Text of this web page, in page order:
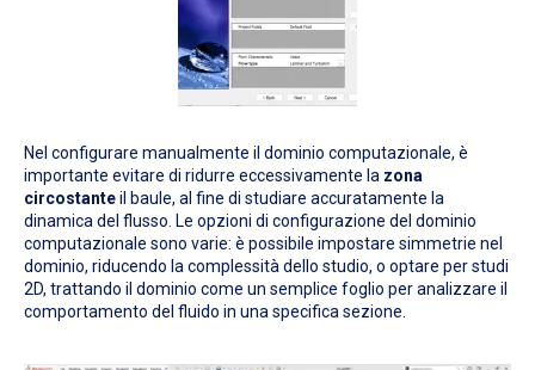
Nel configurare manualmente il dominio computazionale, è
importante evitare di ridurre eccessivamente la zona
circostanteil baule, al fine di studiare accuratamente la
dinamica del flusso. Le opzioni di configurazione del dominio
computazionale sono varie: è possibile impostare simmetrie nel
dominio, riducendo la complessità dello studio, o optare per studi
2D, trattando il dominio come un semplice foglio per analizzare il
comportamento del fluido in una specifica sezione.